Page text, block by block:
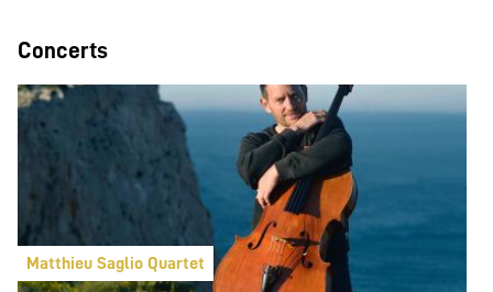
Concerts
Matthieu Saglio Quartet